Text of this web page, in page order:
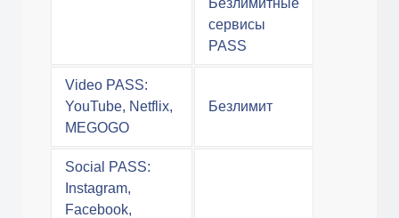
Безлимитные
сервисы
PASS
Video PASS:
YouTube, Netflix,
MEGOGO
Безлимит
Social PASS:
Instagram,
Facebook,